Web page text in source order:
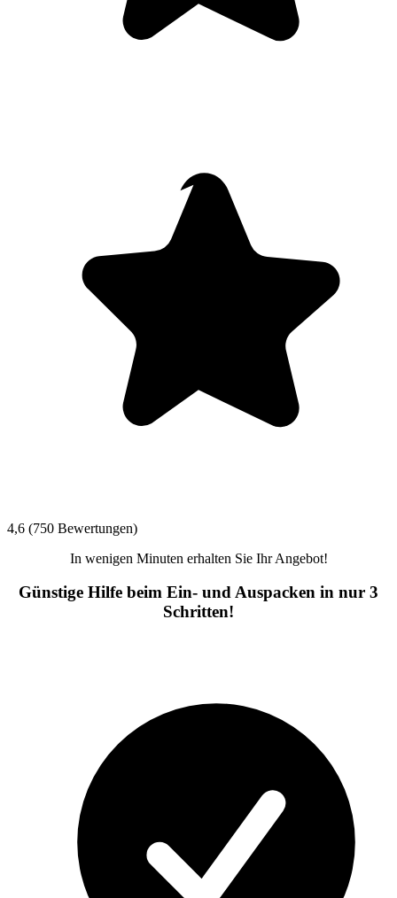
4,6 (750 Bewertungen)
In wenigen Minuten erhalten Sie Ihr Angebot!
Günstige Hilfe beim Ein- und Auspacken in nur 3
Schritten!